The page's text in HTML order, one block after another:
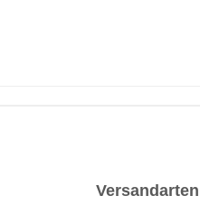
Versandarten